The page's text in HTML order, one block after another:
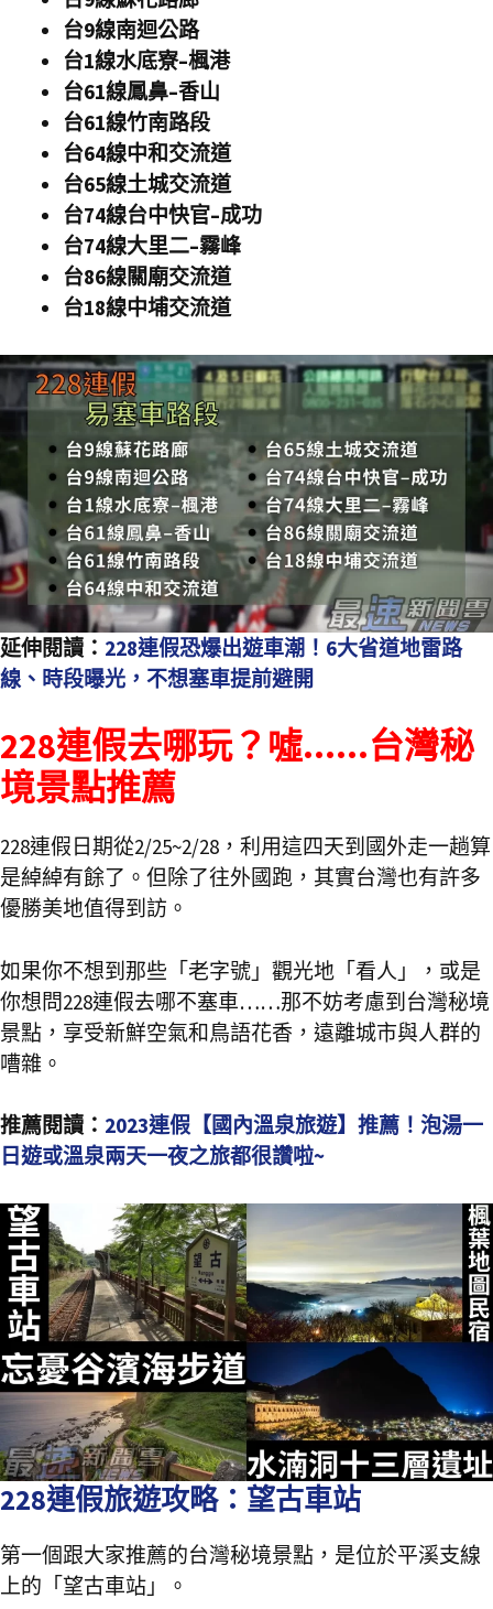
台9線南迴公路
台1線水底寮–楓港
台61線鳳鼻–香山
台61線竹南路段
台64線中和交流道
台65線土城交流道
台74線台中快官–成功
台74線大里二–霧峰
台86線關廟交流道
台18線中埔交流道
延伸閱讀： 228連假恐爆出遊車潮！6大省道地雷路
線、時段曝光，不想塞車提前避開
228連假去哪玩？噓……台灣秘
境景點推薦
228連假日期從2/25~2/28，利用這四天到國外走一趟算
是綽綽有餘了。但除了往外國跑，其實台灣也有許多
優勝美地值得到訪。
如果你不想到那些「老字號」觀光地「看人」，或是
你想問228連假去哪不塞車……那不妨考慮到台灣秘境
景點，享受新鮮空氣和鳥語花香，遠離城市與人群的
嘈雜。
推薦閱讀： 2023連假【國內溫泉旅遊】推薦！泡湯一
日遊或溫泉兩天一夜之旅都很讚啦~
228連假旅遊攻略：望古車站
第一個跟大家推薦的台灣秘境景點，是位於平溪支線
上的「望古車站」。